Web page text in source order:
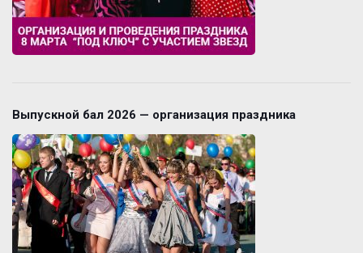
Выпускной бал 2026 — организация праздника